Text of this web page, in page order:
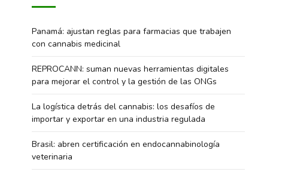
Panamá: ajustan reglas para farmacias que trabajen
con cannabis medicinal
REPROCANN: suman nuevas herramientas digitales
para mejorar el control y la gestión de las ONGs
La logística detrás del cannabis: los desafíos de
importar y exportar en una industria regulada
Brasil: abren certificación en endocannabinología
veterinaria